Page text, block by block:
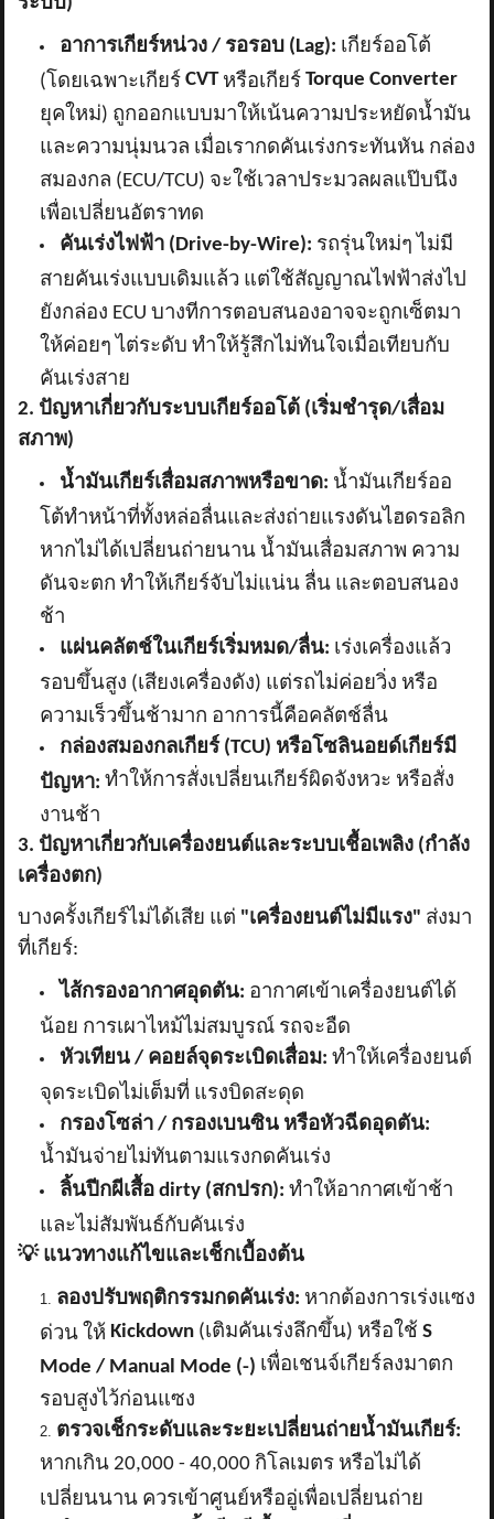
ระบบ)
อาการเกียร์หน่วง / รอรอบ (Lag): เกียร์ออโต้
(โดยเฉพาะเกียร์CVT หรือเกียร์ Torque Converter
ยุคใหม่) ถูกออกแบบมาให้เน้นความประหยัดน้ำมัน
และความนุ่มนวล เมื่อเรากดคันเร่งกระทันหัน กล่อง
สมองกล (ECU/TCU) จะใช้เวลาประมวลผลแป๊บนึง
เพื่อเปลี่ยนอัตราทด
คันเร่งไฟฟ้า (Drive-by-Wire): รถรุ่นใหม่ๆ ไม่มี
สายคันเร่งแบบเดิมแล้ว แต่ใช้สัญญาณไฟฟ้าส่งไป
ยังกล่อง ECU บางทีการตอบสนองอาจจะถูกเซ็ตมา
ให้ค่อยๆ ไต่ระดับ ทำให้รู้สึกไม่ทันใจเมื่อเทียบกับ
คันเร่งสาย
2. ปัญหาเกี่ยวกับระบบเกียร์ออโต้ (เริ่มชำรุด/เสื่อม
สภาพ)
น้ำมันเกียร์เสื่อมสภาพหรือขาด: น้ำมันเกียร์ออ
โต้ทำหน้าที่ทั้งหล่อลื่นและส่งถ่ายแรงดันไฮดรอลิก
หากไม่ได้เปลี่ยนถ่ายนาน น้ำมันเสื่อมสภาพ ความ
ดันจะตก ทำให้เกียร์จับไม่แน่น ลื่น และตอบสนอง
ช้า
แผ่นคลัตช์ในเกียร์เริ่มหมด/ลื่น: เร่งเครื่องแล้ว
รอบขึ้นสูง (เสียงเครื่องดัง) แต่รถไม่ค่อยวิ่ง หรือ
ความเร็วขึ้นช้ามาก อาการนี้คือคลัตช์ลื่น
กล่องสมองกลเกียร์ (TCU) หรือโซลินอยด์เกียร์มี
ปัญหา: ทำให้การสั่งเปลี่ยนเกียร์ผิดจังหวะ หรือสั่ง
งานช้า
3. ปัญหาเกี่ยวกับเครื่องยนต์และระบบเชื้อเพลิง (กำลัง
เครื่องตก)
บางครั้งเกียร์ไม่ได้เสีย แต่ "เครื่องยนต์ไม่มีแรง" ส่งมา
ที่เกียร์:
ไส้กรองอากาศอุดตัน: อากาศเข้าเครื่องยนต์ได้
น้อย การเผาไหม้ไม่สมบูรณ์ รถจะอืด
หัวเทียน / คอยล์จุดระเบิดเสื่อม: ทำให้เครื่องยนต์
จุดระเบิดไม่เต็มที่ แรงบิดสะดุด
กรองโซล่า / กรองเบนซิน หรือหัวฉีดอุดตัน:
น้ำมันจ่ายไม่ทันตามแรงกดคันเร่ง
ลิ้นปีกผีเสื้อdirty (สกปรก): ทำให้อากาศเข้าช้า
และไม่สัมพันธ์กับคันเร่ง
💡แนวทางแก้ไขและเช็กเบื้องต้น
ลองปรับพฤติกรรมกดคันเร่ง: หากต้องการเร่งแซง
ด่วน ให้ Kickdown (เติมคันเร่งลึกขึ้น) หรือใช้S
Mode / Manual Mode (-) เพื่อเชนจ์เกียร์ลงมาตก
รอบสูงไว้ก่อนแซง
ตรวจเช็กระดับและระยะเปลี่ยนถ่ายน้ำมันเกียร์:
หากเกิน20,000 - 40,000 กิโลเมตร หรือไม่ได้
เปลี่ยนนาน ควรเข้าศูนย์หรืออู่เพื่อเปลี่ยนถ่าย